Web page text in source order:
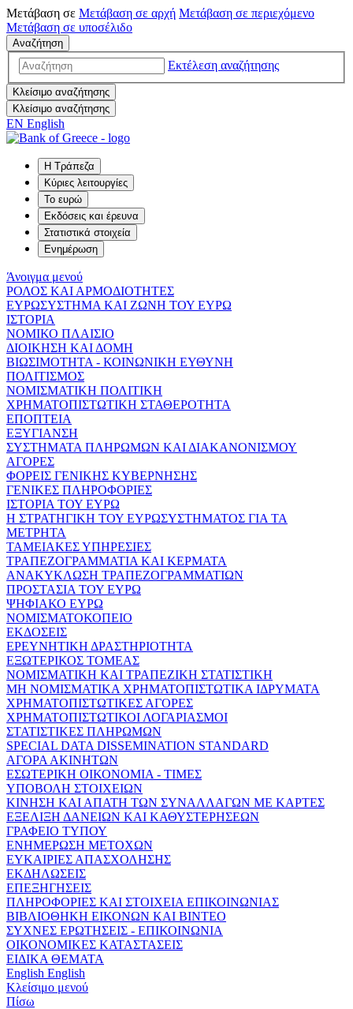
Μετάβαση σε Μετάβαση σε αρχή Μετάβαση σε περιεχόμενο
Μετάβαση σε υποσέλιδο
Αναζήτηση
Εκτέλεση αναζήτησης
Κλείσιμο αναζήτησης
Κλείσιμο αναζήτησης
EN English
Η Τράπεζα
Κύριες λειτουργίες
Το ευρώ
Εκδόσεις και έρευνα
Στατιστικά στοιχεία
Ενημέρωση
Άνοιγμα μενού
ΡΟΛΟΣ ΚΑΙ ΑΡΜΟΔΙΟΤΗΤΕΣ
ΕΥΡΩΣΥΣΤΗΜΑ ΚΑΙ ΖΩΝΗ ΤΟΥ ΕΥΡΩ
ΙΣΤΟΡΙΑ
ΝΟΜΙΚΟ ΠΛΑΙΣΙΟ
ΔΙΟΙΚΗΣΗ ΚΑΙ ΔΟΜΗ
ΒΙΩΣΙΜΟΤΗΤΑ - ΚΟΙΝΩΝΙΚΗ ΕΥΘΥΝΗ
ΠΟΛΙΤΙΣΜΟΣ
ΝΟΜΙΣΜΑΤΙΚΗ ΠΟΛΙΤΙΚΗ
ΧΡΗΜΑΤΟΠΙΣΤΩΤΙΚΗ ΣΤΑΘΕΡΟΤΗΤΑ
ΕΠΟΠΤΕΙΑ
ΕΞΥΓΙΑΝΣΗ
ΣΥΣΤΗΜΑΤΑ ΠΛΗΡΩΜΩΝ ΚΑΙ ΔΙΑΚΑΝΟΝΙΣΜΟΥ
ΑΓΟΡΕΣ
ΦΟΡΕΙΣ ΓΕΝΙΚΗΣ ΚΥΒΕΡΝΗΣΗΣ
ΓΕΝΙΚΕΣ ΠΛΗΡΟΦΟΡΙΕΣ
ΙΣΤΟΡΙΑ ΤΟΥ ΕΥΡΩ
Η ΣΤΡΑΤΗΓΙΚΗ ΤΟΥ ΕΥΡΩΣΥΣΤΗΜΑΤΟΣ ΓΙΑ ΤΑ
ΜΕΤΡΗΤΑ
ΤΑΜΕΙΑΚΕΣ ΥΠΗΡΕΣΙΕΣ
ΤΡΑΠΕΖΟΓΡΑΜΜΑΤΙΑ ΚΑΙ ΚΕΡΜΑΤΑ
ΑΝΑΚΥΚΛΩΣΗ ΤΡΑΠΕΖΟΓΡΑΜΜΑΤΙΩΝ
ΠΡΟΣΤΑΣΙΑ ΤΟΥ ΕΥΡΩ
ΨΗΦΙΑΚΟ ΕΥΡΩ
ΝΟΜΙΣΜΑΤΟΚΟΠΕΙΟ
ΕΚΔΟΣΕΙΣ
ΕΡΕΥΝΗΤΙΚΗ ΔΡΑΣΤΗΡΙΟΤΗΤΑ
ΕΞΩΤΕΡΙΚΟΣ ΤΟΜΕΑΣ
ΝΟΜΙΣΜΑΤΙΚΗ ΚΑΙ ΤΡΑΠΕΖΙΚΗ ΣΤΑΤΙΣΤΙΚΗ
ΜΗ ΝΟΜΙΣΜΑΤΙΚΑ ΧΡΗΜΑΤΟΠΙΣΤΩΤΙΚΑ ΙΔΡΥΜΑΤΑ
ΧΡΗΜΑΤΟΠΙΣΤΩΤΙΚΕΣ ΑΓΟΡΕΣ
ΧΡΗΜΑΤΟΠΙΣΤΩΤΙΚΟΙ ΛΟΓΑΡΙΑΣΜΟΙ
ΣΤΑΤΙΣΤΙΚΕΣ ΠΛΗΡΩΜΩΝ
SPECIAL DATA DISSEMINATION STANDARD
ΑΓΟΡΑ ΑΚΙΝΗΤΩΝ
ΕΣΩΤΕΡΙΚΗ ΟΙΚΟΝΟΜΙΑ - ΤΙΜΕΣ
ΥΠΟΒΟΛΗ ΣΤΟΙΧΕΙΩΝ
ΚΙΝΗΣΗ ΚΑΙ ΑΠΑΤΗ ΤΩΝ ΣΥΝΑΛΛΑΓΩΝ ΜΕ ΚΑΡΤΕΣ
ΕΞΕΛΙΞΗ ΔΑΝΕΙΩΝ ΚΑΙ ΚΑΘΥΣΤΕΡΗΣΕΩΝ
ΓΡΑΦΕΙΟ ΤΥΠΟΥ
ΕΝΗΜΕΡΩΣΗ ΜΕΤΟΧΩΝ
ΕΥΚΑΙΡΙΕΣ ΑΠΑΣΧΟΛΗΣΗΣ
ΕΚΔΗΛΩΣΕΙΣ
ΕΠΕΞΗΓΗΣΕΙΣ
ΠΛΗΡΟΦΟΡΙΕΣ ΚΑΙ ΣΤΟΙΧΕΙΑ ΕΠΙΚΟΙΝΩΝΙΑΣ
ΒΙΒΛΙΟΘΗΚΗ ΕΙΚΟΝΩΝ ΚΑΙ ΒΙΝΤΕΟ
ΣΥΧΝΕΣ ΕΡΩΤΗΣΕΙΣ - ΕΠΙΚΟΙΝΩΝΙΑ
ΟΙΚΟΝΟΜΙΚΕΣ ΚΑΤΑΣΤΑΣΕΙΣ
ΕΙΔΙΚΑ ΘΕΜΑΤΑ
English English
Κλείσιμο μενού
Πίσω